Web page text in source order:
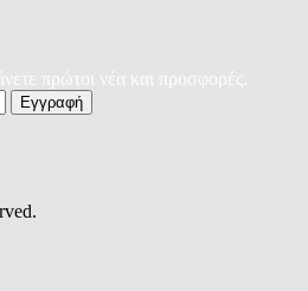
πρώτοι νέα και προσφορές.